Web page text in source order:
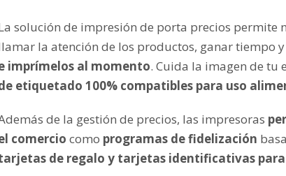
solución de impresión de porta precios permite
la atención de los productos, ganar tiempo
imprímelos al momento. Cuida la imagen de tu
etiquetado 100% compatibles para uso
de la gestión de precios, las impresoras
comercio como programas de fidelización
de regalo y tarjetas identificativas para